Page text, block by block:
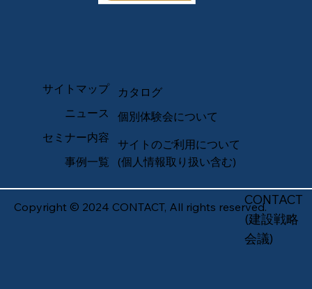
サイトマップ
ニュース
セミナー内容
事例一覧
カタログ
個別体験会について
サイトのご利用について
(個人情報取り扱い含む)
Copyright © 2024 CONTACT, All rights reserved.CONTACT
(建設戦略
会議)